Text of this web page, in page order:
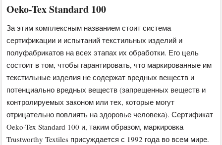
Oeko-Tex Standard 100
За этим комплексным названием стоит система
сертификации и испытаний текстильных изделий и
полуфабрикатов на всех этапах их обработки. Его цель
состоит в том, чтобы гарантировать, что маркированные им
текстильные изделия не содержат вредных веществ и
потенциально вредных веществ (запрещенных веществ и
контролируемых законом или тех, которые могут
отрицательно повлиять на здоровье человека). Сертификат
Oeko-Tex Standard 100 и, таким образом, маркировка
Trustworthy Textiles присуждается с 1992 года во всем мире.